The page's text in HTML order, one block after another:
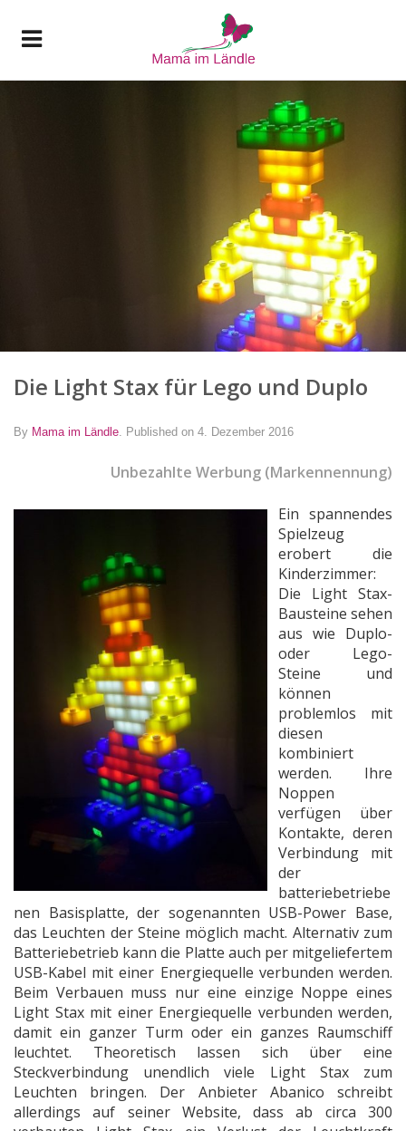
Die Light Stax für Lego und Duplo
By Mama im Ländle Published on 4. Dezember 2016
Unbezahlte Werbung (Markennennung)
Ein spannendes
Spielzeug
erobert die
Kinderzimmer:
Die Light Stax-
Bausteine sehen
aus wie Duplo-
oder Lego-
Steine und
können
problemlos mit
diesen
kombiniert
werden. Ihre
Noppen
verfügen über
Kontakte, deren
Verbindung mit
der
batteriebetriebe
nen Basisplatte, der sogenannten USB-Power Base,
das Leuchten der Steine möglich macht. Alternativ zum
Batteriebetrieb kann die Platte auch per mitgeliefertem
USB-Kabel mit einer Energiequelle verbunden werden.
Beim Verbauen muss nur eine einzige Noppe eines
Light Stax mit einer Energiequelle verbunden werden,
damit ein ganzer Turm oder ein ganzes Raumschiff
leuchtet. Theoretisch lassen sich über eine
Steckverbindung unendlich viele Light Stax zum
Leuchten bringen. Der Anbieter Abanico schreibt
allerdings auf seiner Website, dass ab circa 300